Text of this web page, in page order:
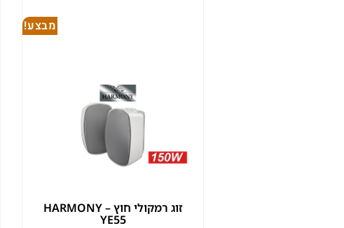
מבצע!
זוג רמקולי חוץ – HARMONY
YE55